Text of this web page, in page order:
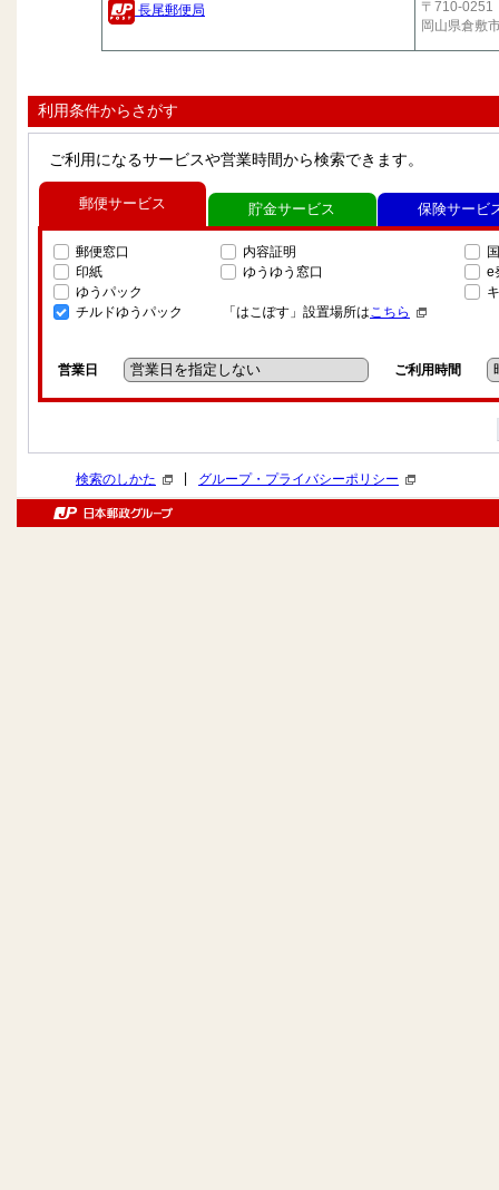
長尾郵便局
〒710-0251
岡山県倉敷
利用条件からさがす
ご利用になるサービスや営業時間から検索できます。
郵便サービス
郵便窓口
印紙
ゆうパック
チルドゆうパック
内容証明
ゆうゆう窓口
「はこぽす」設置場所はこちら
e
営業日 ご利用時間
貯金サービス 保険サービ
検索のしかた グループ・プライバシーポリシー